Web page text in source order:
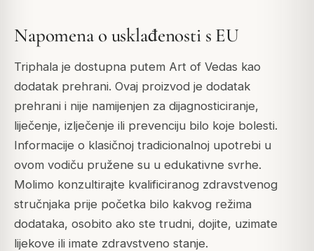
Napomena o usklađenosti s EU
Triphala je dostupna putem Art of Vedas kao
dodatak prehrani. Ovaj proizvod je dodatak
prehrani i nije namijenjen za dijagnosticiranje,
liječenje, izlječenje ili prevenciju bilo koje bolesti.
Informacije o klasičnoj tradicionalnoj upotrebi u
ovom vodiču pružene su u edukativne svrhe.
Molimo konzultirajte kvalificiranog zdravstvenog
stručnjaka prije početka bilo kakvog režima
dodataka, osobito ako ste trudni, dojite, uzimate
lijekove ili imate zdravstveno stanje.